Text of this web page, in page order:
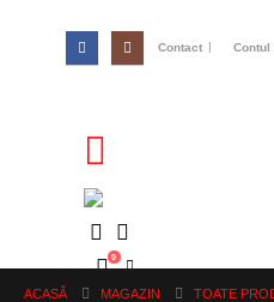
Contact Contul
0
ACASĂ MAGAZIN TOATE